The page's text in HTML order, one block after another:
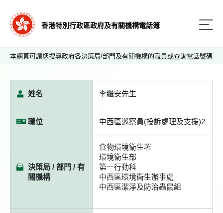
香港特別行政區政府及有關機構電話簿
本網頁可讓您搜尋政府各決策局/部門及有關機構的職員或查詢電話號碼
姓名 李繼安先生
職位 中西區巡察員(投訴處理及支援)2
決策局 / 部門 / 有
關機構
食物環境衞生署
環境衞生部
第一行動科
中西區環境衞生辦事處
中西區潔淨及防治蟲鼠組